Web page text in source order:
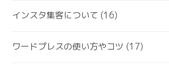
インスタ集客について (16)
ワードプレスの使い方やコツ (17)